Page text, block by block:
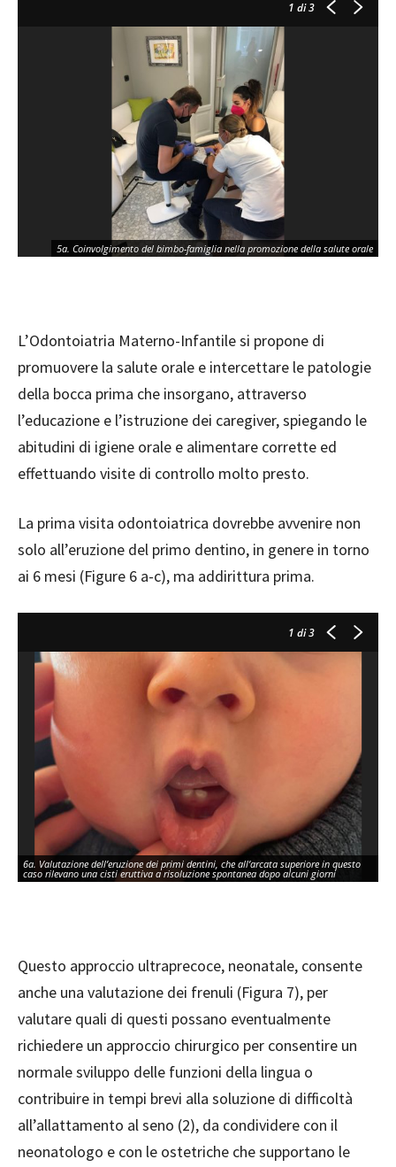
1 di 3
5a. Coinvolgimento del bimbo-famiglia nella promozione della salute orale
L’Odontoiatria Materno-Infantile si propone di
promuovere la salute orale e intercettare le patologie
della bocca prima che insorgano, attraverso
l’educazione e l’istruzione dei caregiver, spiegando le
abitudini di igiene orale e alimentare corrette ed
effettuando visite di controllo molto presto.
La prima visita odontoiatrica dovrebbe avvenire non
solo all’eruzione del primo dentino, in genere in torno
ai 6 mesi (Figure 6 a-c), ma addirittura prima.
1 di 3
6a. Valutazione dell’eruzione dei primi dentini, che all’arcata superiore in questo
caso rilevano una cisti eruttiva a risoluzione spontanea dopo alcuni giorni
Questo approccio ultraprecoce, neonatale, consente
anche una valutazione dei frenuli (Figura 7), per
valutare quali di questi possano eventualmente
richiedere un approccio chirurgico per consentire un
normale sviluppo delle funzioni della lingua o
contribuire in tempi brevi alla soluzione di difficoltà
all’allattamento al seno (2), da condividere con il
neonatologo e con le ostetriche che supportano le